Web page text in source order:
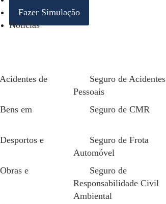
Fazer Simulação
Notícias
de
Seguro de Acidentes
Pessoais
em
Seguro de CMR
e
Seguro de Frota
Automóvel
e
Seguro de
Responsabilidade Civil
Ambiental